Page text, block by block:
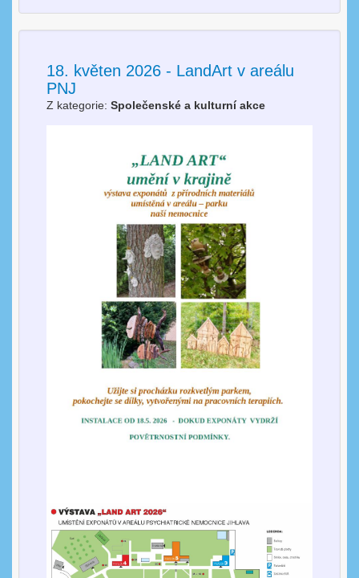
18. květen 2026 - LandArt v areálu
PNJ
Z kategorie: Společenské a kulturní akce